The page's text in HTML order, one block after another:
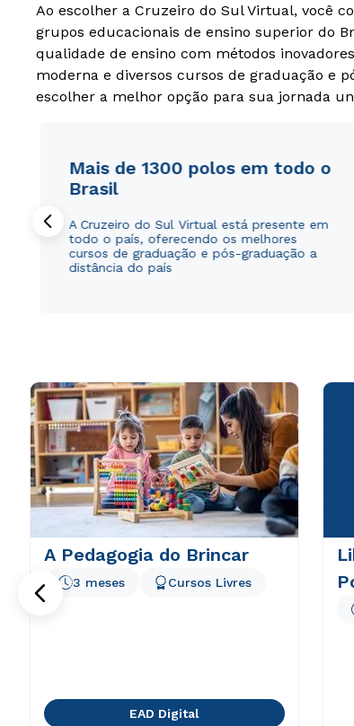
Ao escolher a Cruzeiro do Sul Virtual, você
grupos educacionais de ensino superior do
qualidade de ensino com métodos
moderna e diversos cursos de graduação e
escolher a melhor opção para sua jornada
Mais de 1300 polos em todo o
Brasil
A Cruzeiro do Sul Virtual está presente em
todo o país, oferecendo os melhores
cursos de graduação e pós-graduação a
distância do país
A Pedagogia do Brincar
3 meses Cursos Livres
EAD Digital